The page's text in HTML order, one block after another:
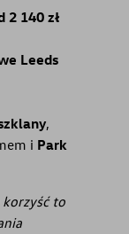
2 140 zł
Leeds
,
i Park
korzyść to